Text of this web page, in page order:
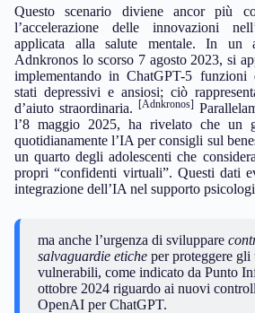
Questo scenario diviene ancor più
l’accelerazione delle innovazioni
applicata alla salute mentale. In un
Adnkronos lo scorso 7 agosto 2023, si
implementando in ChatGPT-5 funzioni
stati depressivi e ansiosi; ciò
d’aiuto straordinaria. [Adnkronos]
l’8 maggio 2025, ha rivelato che un
quotidianamente l’IA per consigli sul
un quarto degli adolescenti che
propri “confidenti virtuali”. Questi dati
integrazione dell’IA nel supporto
ma anche l’urgenza di sviluppare
salvaguardie eticheper proteggere gli
vulnerabili, come indicato da Punto
ottobre 2024 riguardo ai nuovi
OpenAI per ChatGPT.